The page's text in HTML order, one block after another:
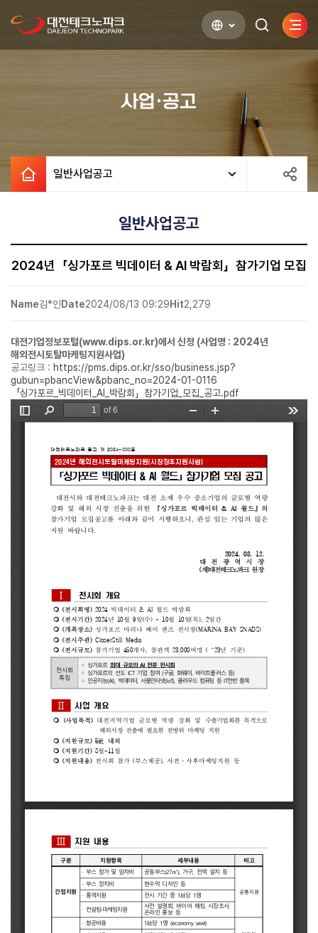
검색하기사이
열기
사업·공고
일반사업공고
일반사업공고
2024년「싱가포르 빅데이터 & AI 박람회」참가기업 모집
Name김*인Date2024/08/13 09:29Hit2,279
대전기업정보포털(www.dips.or.kr)에서 신청 (사업명 : 2024년
해외전시토탈마케팅지원사업)
공고링크 : https://pms.dips.or.kr/sso/business.jsp?
gubun=pbancView&pbanc_no=2024-01-0116
「싱가포르_빅데이터_AI_박람회」참가기업_모집_공고.pdf